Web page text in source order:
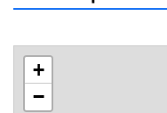
+
−